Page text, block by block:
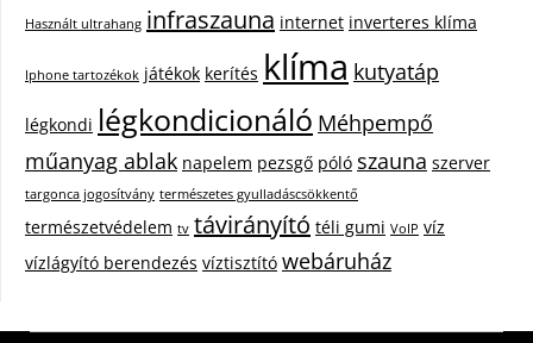
Használt ultrahang infraszauna internet inverteres klíma
Iphone tartozékok játékok kerítés klíma kutyatáp
légkondi légkondicionáló Méhpempő
műanyag ablak napelem pezsgő póló szauna szerver
targonca jogosítvány természetes gyulladáscsökkentő
természetvédelem tv távirányító téli gumi VoIP víz
vízlágyító berendezés víztisztító webáruház